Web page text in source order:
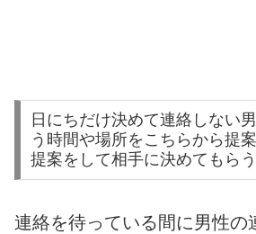
日にちだけ決めて連絡しない
う時間や場所をこちらから提
提案をして相手に決めてもらう
連絡を待っている間に男性の